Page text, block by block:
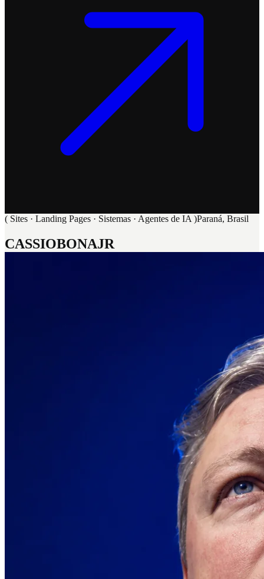
( Sites · Landing Pages · Sistemas · Agentes de IA)Paraná, Brasil
CASSIOBONAJR